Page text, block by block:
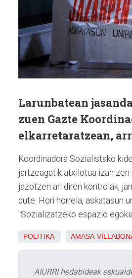
Larunbatean
zuen Gazte
elkarretaratzean,
Koordinadora Sozialistako
jartzeagatik atxilotua izan
jazotzen ari diren kontrolak,
dute. Hori horrela, askatasun
"Sozializatzeko espazio
POLITIKA AMASA-
AIURRI hedabideak